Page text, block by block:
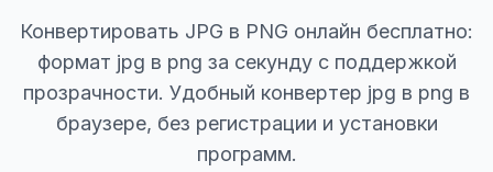
Конвертировать JPG в PNG онлайн бесплатно:
формат jpg в png за секунду с поддержкой
прозрачности. Удобный конвертер jpg в png в
браузере, без регистрации и установки
программ.